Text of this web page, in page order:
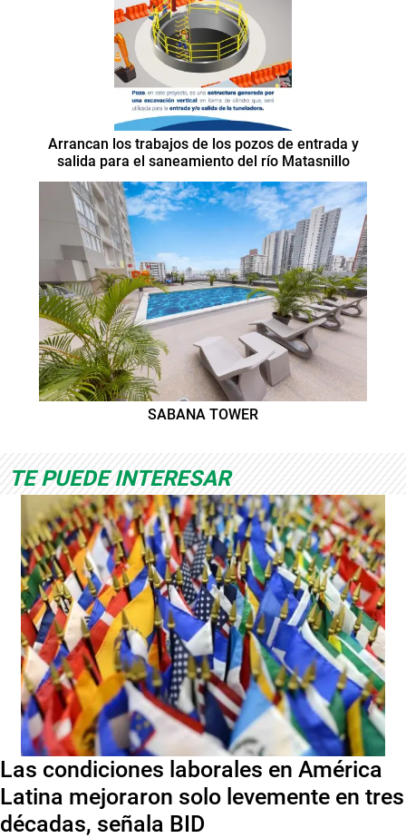
Arrancan los trabajos de los pozos de entrada y
salida para el saneamiento del río Matasnillo
SABANA TOWER
TE PUEDE INTERESAR
Las condiciones laborales en América
Latina mejoraron solo levemente en tres
décadas, señala BID